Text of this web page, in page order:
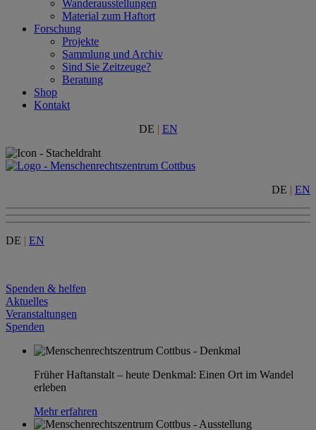
Wanderausstellungen
Material zum Haftort
Forschung
Projekte
Sammlung und Archiv
Sind Sie Zeitzeuge?
Beratung
Shop
Kontakt
DE | EN
DE | EN
DE | EN
Spenden & helfen
Aktuelles
Veranstaltungen
Spenden
Früher Haftanstalt – heute Denkmal: Einen Ort im Wandel
erleben
Mehr erfahren